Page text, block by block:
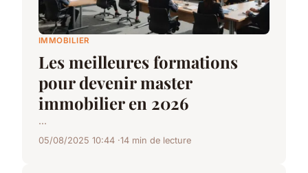
IMMOBILIER
Les meilleures formations
pour devenir master
immobilier en 2026
...
05/08/2025 10:44 14 min de lecture